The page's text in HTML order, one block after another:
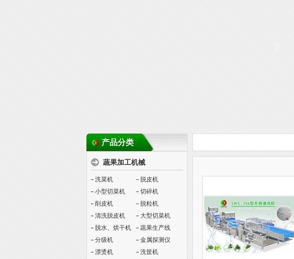
产品分类
蔬果加工机械
洗菜机
脱皮机
小型切菜机
切碎机
削皮机
脱粒机
清洗脱皮机
大型切菜机
脱水、烘干机
蔬果生产线
分级机
金属探测仪
漂烫机
洗筐机